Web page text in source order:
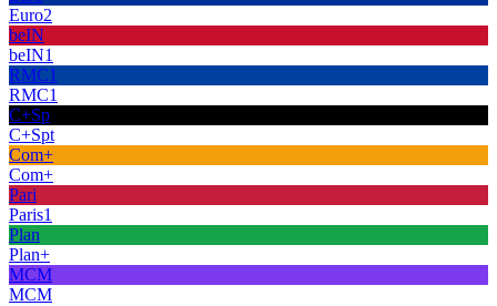
Euro2
beIN
beIN1
RMC1
RMC1
C+Sp
C+Spt
Com+
Com+
Pari
Paris1
Plan
Plan+
MCM
MCM